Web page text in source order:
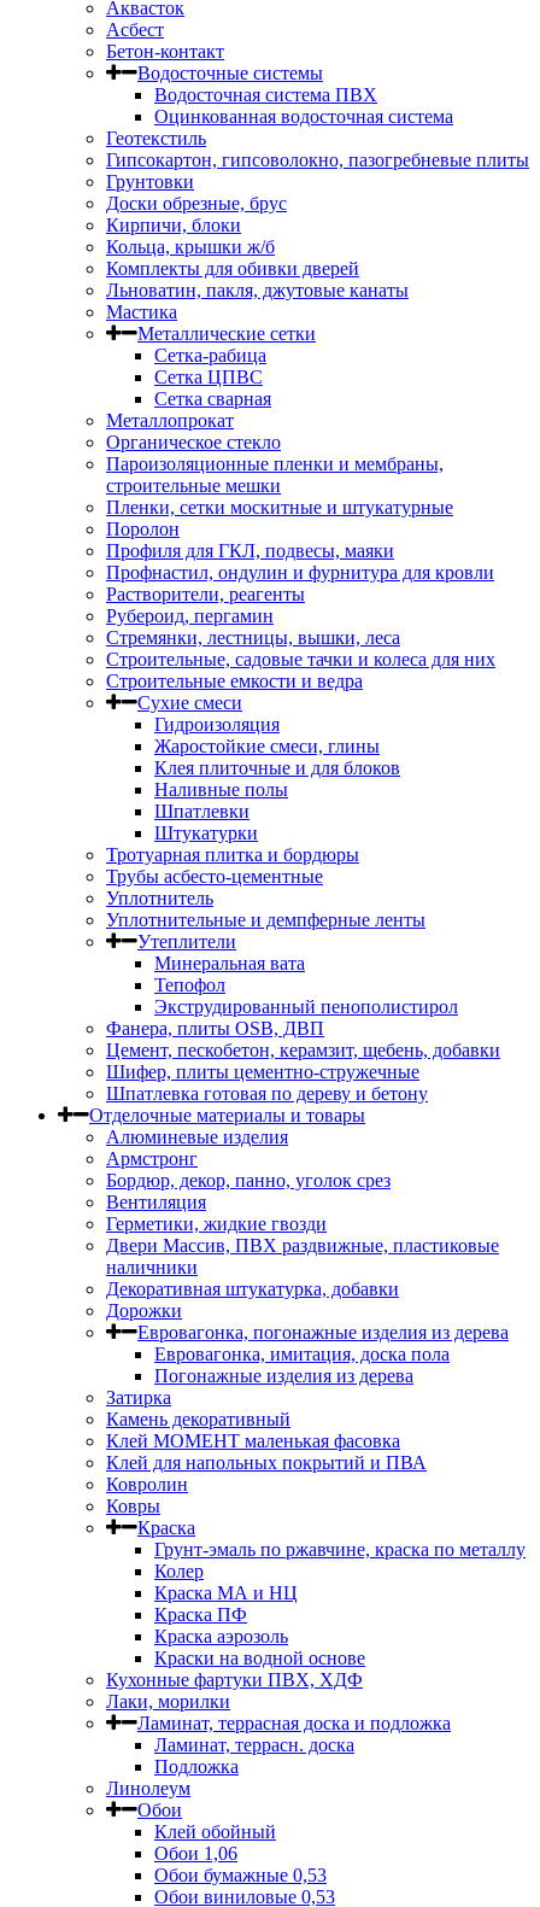
Аквасток
Асбест
Бетон-контакт
Водосточные системы
Водосточная система ПВХ
Оцинкованная водосточная система
Геотекстиль
Гипсокартон, гипсоволокно, пазогребневые плиты
Грунтовки
Доски обрезные, брус
Кирпичи, блоки
Кольца, крышки ж/б
Комплекты для обивки дверей
Льноватин, пакля, джутовые канаты
Мастика
Металлические сетки
Сетка-рабица
Сетка ЦПВС
Сетка сварная
Металлопрокат
Органическое стекло
Пароизоляционные пленки и мембраны,
строительные мешки
Пленки, сетки москитные и штукатурные
Поролон
Профиля для ГКЛ, подвесы, маяки
Профнастил, ондулин и фурнитура для кровли
Растворители, реагенты
Рубероид, пергамин
Стремянки, лестницы, вышки, леса
Строительные, садовые тачки и колеса для них
Строительные емкости и ведра
Сухие смеси
Гидроизоляция
Жаростойкие смеси, глины
Клея плиточные и для блоков
Наливные полы
Шпатлевки
Штукатурки
Тротуарная плитка и бордюры
Трубы асбесто-цементные
Уплотнитель
Уплотнительные и демпферные ленты
Утеплители
Минеральная вата
Тепофол
Экструдированный пенополистирол
Фанера, плиты OSB, ДВП
Цемент, пескобетон, керамзит, щебень, добавки
Шифер, плиты цементно-стружечные
Шпатлевка готовая по дереву и бетону
Отделочные материалы и товары
Алюминевые изделия
Армстронг
Бордюр, декор, панно, уголок срез
Вентиляция
Герметики, жидкие гвозди
Двери Массив, ПВХ раздвижные, пластиковые
наличники
Декоративная штукатурка, добавки
Дорожки
Евровагонка, погонажные изделия из дерева
Евровагонка, имитация, доска пола
Погонажные изделия из дерева
Затирка
Камень декоративный
Клей МОМЕНТ маленькая фасовка
Клей для напольных покрытий и ПВА
Ковролин
Ковры
Краска
Грунт-эмаль по ржавчине, краска по металлу
Колер
Краска МА и НЦ
Краска ПФ
Краска аэрозоль
Краски на водной основе
Кухонные фартуки ПВХ, ХДФ
Лаки, морилки
Ламинат, террасная доска и подложка
Ламинат, террасн. доска
Подложка
Линолеум
Обои
Клей обойный
Обои 1,06
Обои бумажные 0,53
Обои виниловые 0,53